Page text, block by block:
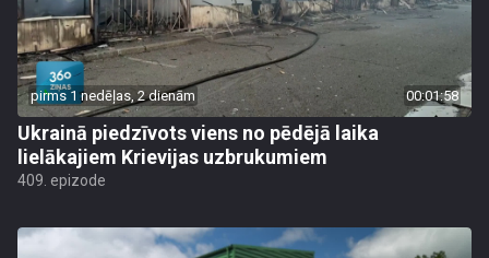
pirms 1 nedēļas, 2 dienām 00:01:58
Ukrainā piedzīvots viens no pēdējā laika
lielākajiem Krievijas uzbrukumiem
409. epizode